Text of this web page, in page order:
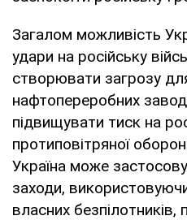
Загалом можливість
удари на російську
створювати загрозу
нафтопереробних
підвищувати тиск на
протиповітряної
Україна може
заходи,
власних безпілотників,